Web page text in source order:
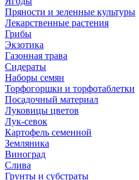
Пряности и зеленные культуры
Лекарственные растения
Грибы
Экзотика
Газонная трава
Сидераты
Наборы семян
Торфогоршки и торфотаблетки
Посадочный материал
Луковицы цветов
Лук-севок
Картофель семенной
Земляника
Виноград
Слива
Грунты и субстраты